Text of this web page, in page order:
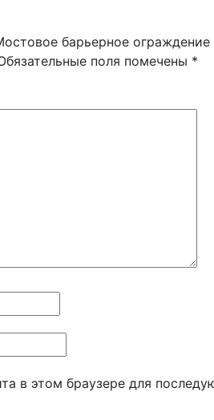
барьерное
поля помечены *
в этом браузере для